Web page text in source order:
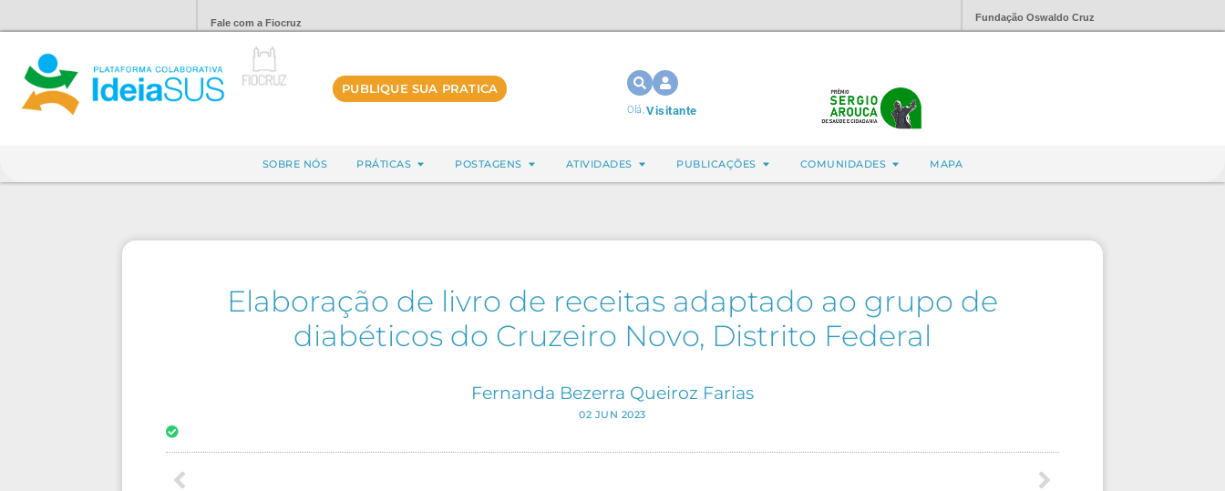
Fale com a Fiocruz Fundação Oswaldo Cruz
PUBLIQUE SUA PRATICA
Olá,Visitante
SOBRE NÓS PRÁTICAS POSTAGENS ATIVIDADES PUBLICAÇÕES COMUNIDADES MAPA
Elaboração de livro de receitas adaptado ao grupo de
diabéticos do Cruzeiro Novo, Distrito Federal
Fernanda Bezerra Queiroz Farias
02 JUN 2023